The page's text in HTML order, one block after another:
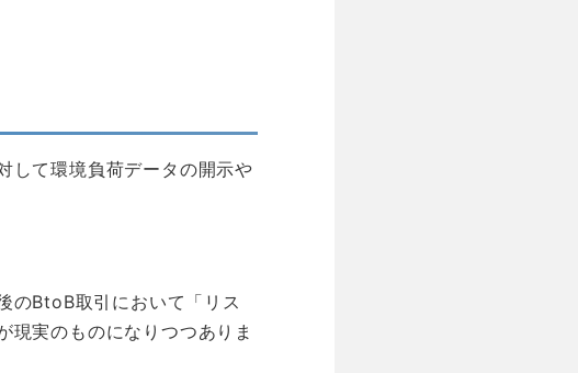
して環境負荷データの開示や
のBtoB取引において「リス
現実のものになりつつありま